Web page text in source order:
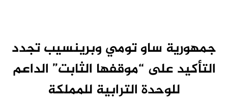
جمهورية ساو تومي وبرينسيب تجدد
التأكيد على “موقفها الثابت” الداعم
للوحدة الترابية للمملكة